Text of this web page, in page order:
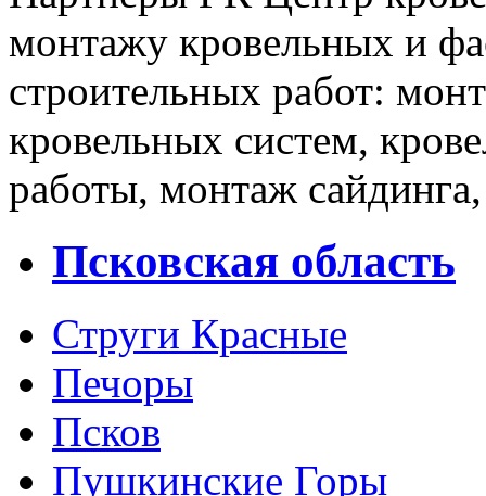
монтажу кровельных и
строительных работ:
кровельных систем,
работы, монтаж
Псковская область
Струги Красные
Печоры
Псков
Пушкинские Горы